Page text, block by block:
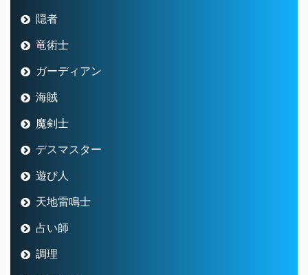
隠者
竜術士
ガーディアン
海賊
魔剣士
デスマスター
遊び人
天地雷鳴士
占い師
調理